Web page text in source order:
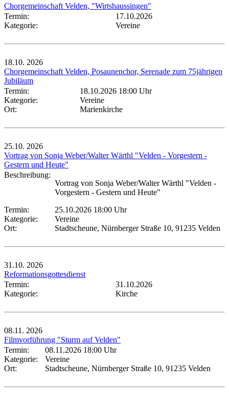
Chorgemeinschaft Velden, "Wirtshaussingen"
Termin:
17.10.2026
Kategorie:
Vereine
18.10. 2026
Chorgemeinschaft Velden, Posaunenchor, Serenade zum 75jährigen
Jubiläum
Termin:
18.10.2026 18:00 Uhr
Kategorie:
Vereine
Ort:
Marienkirche
25.10. 2026
Vortrag von Sonja Weber/Walter Wärthl "Velden - Vorgestern -
Gestern und Heute"
Beschreibung:
Vortrag von Sonja Weber/Walter Wärthl "Velden -
Vorgestern - Gestern und Heute"
Termin:
25.10.2026 18:00 Uhr
Kategorie:
Vereine
Ort:
Stadtscheune, Nürnberger Straße 10, 91235 Velden
31.10. 2026
Reformationsgottesdienst
Termin:
31.10.2026
Kategorie:
Kirche
08.11. 2026
Filmvorführung "Sturm auf Velden"
Termin:
08.11.2026 18:00 Uhr
Kategorie:
Vereine
Ort:
Stadtscheune, Nürnberger Straße 10, 91235 Velden